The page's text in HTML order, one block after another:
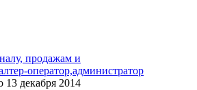
продажам и
оператор,администратор
13 декабря 2014